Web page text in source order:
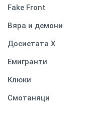
Fake Front
Вяра и демони
Досиетата Х
Емигранти
Клюки
Смотаняци